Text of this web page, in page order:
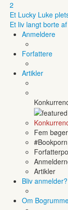
2
Et Lucky Luke
Et liv langt borte
Anmeldere
Forfattere
Artikler
Fem
#Bookporn
Artikler
Bliv anmelder?
Om